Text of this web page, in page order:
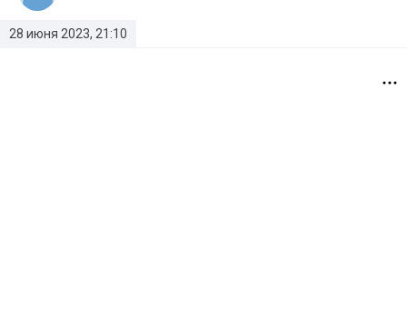
28 июня 2023, 21:10